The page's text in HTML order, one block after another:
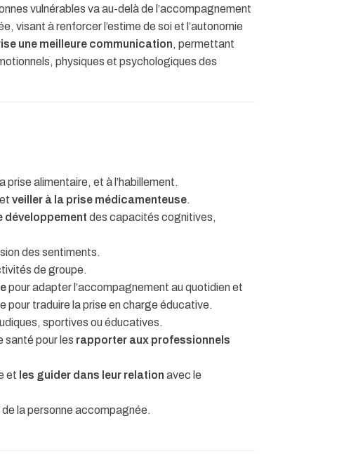
vulnérables va au-delà de l’accompagnement
visant à renforcer l’estime de soi et l’autonomie
une meilleure communication, permettant
physiques et psychologiques des
prise alimentaire, et à l’habillement.
veiller à la prise médicamenteuse.
développement des capacités cognitives,
des sentiments.
de groupe.
pour adapter l’accompagnement au quotidien et
pour traduire la prise en charge éducative.
sportives ou éducatives.
santé pour les rapporter aux professionnels
et les guider dans leur relation avec le
la personne accompagnée.